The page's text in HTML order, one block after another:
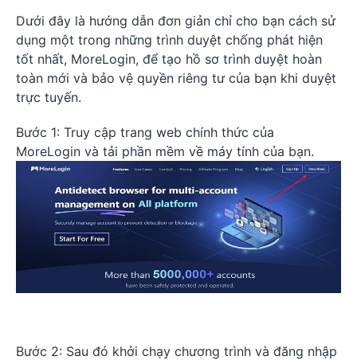
Dưới đây là hướng dẫn đơn giản chỉ cho bạn cách sử
dụng một trong những trình duyệt chống phát hiện
tốt nhất, MoreLogin, để tạo hồ sơ trình duyệt hoàn
toàn mới và bảo vệ quyền riêng tư của bạn khi duyệt
trực tuyến.
Bước 1: Truy cập trang web chính thức của
MoreLogin và tải phần mềm về máy tính của bạn.
Bước 2: Sau đó khởi chạy chương trình và đăng nhập